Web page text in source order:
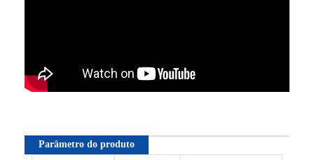
Parâmetro do produto